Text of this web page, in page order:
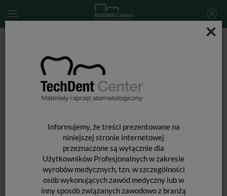
×
Informujemy, że treści prezentowane na
niniejszej stronie internetowej
przeznaczone są wyłącznie dla
Użytkowników Profesjonalnych w zakresie
wyrobów medycznych, tzn. w szczególności
osób wykonujących zawód medyczny lub w
inny sposób związanych zawodowo z branżą